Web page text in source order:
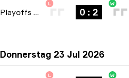
Playoffs
L
0 : 2
W
Donnerstag 23 Jul 2026
L W